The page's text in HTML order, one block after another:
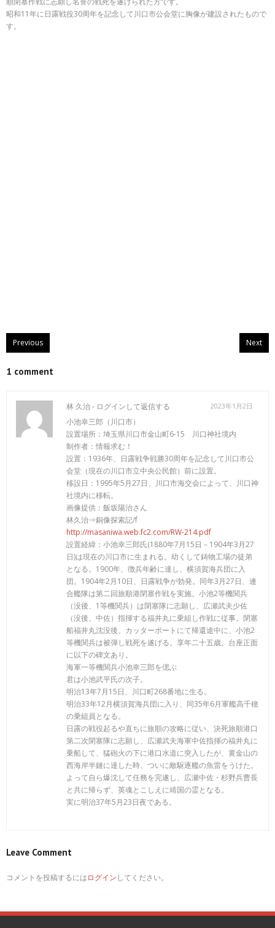
昭和11年に日露戦役30周年を記念して川口市公会堂に胸像が建設されたもので
す。
Previous Next
1 comment
林 久治 - ログインして返信する 2023年1月2日
小池幸三郎（川口市）
設置場所：埼玉県川口市金山町6-15 川口神社境内
制作者：情報求む！
設置：1936年、日露戦争戦勝30周年を記念して川口市公
会堂（現在の川口市立中央公民館）前に設置。
移設日：1995年5月27日、川口市海交会によって、川口神
社境内に移転。
画像提供：飯坂陽治さん
林久治⇒銅像探索記/f
http://masaniwa.web.fc2.com/RW-214.pdf
設置経緯：小池幸三郎氏(1880年7月15日－1904年3月27
日)は現在の川口市に生まれる。幼くして鋳物工場の徒弟
となる。1900年、徴兵年齢に達し、横須賀海兵団に入
団。1904年2月10日、日露戦争が勃発。同年3月27日、連
合艦隊は第二回旅順港閉塞作戦を実施。小池2等機関兵
（没後、1等機関兵）は閉塞隊に志願し、広瀬武夫少佐
（没後、中佐）指揮する福井丸に乗組し作戦に従事。閉塞
船福井丸沈没後、カッターボートにて帰還途中に、小池2
等機関兵は被弾し戦死を遂げる。享年二十五歳。台座正面
に以下の碑文あり。
海軍一等機関兵小池幸三郎を偲ぶ
君は小池武平氏の次子。
明治13年7月15日、川口町268番地に生る。
明治33年12月横須賀海兵団に入り、同35年6月軍艦高千穂
の乗組員となる。
日露の戦役起るや直ちに旅順の攻略に従い、決死旅順港口
第二次閉塞隊に志願し、広瀬武夫海軍中佐指揮の福井丸に
乗船して、猛砲火の下に港口水道に突入したが、黄金山の
西海岸半鏈に達した時、ついに敵駆逐艦の魚雷をうけた。
よって自ら爆沈して任務を完遂し、広瀬中佐・杉野兵曹長
と共に帰らず、英魂とこしえに靖国の霊となる。
実に明治37年5月23日夜である。
Leave Comment
コメントを投稿するにはログインしてください。